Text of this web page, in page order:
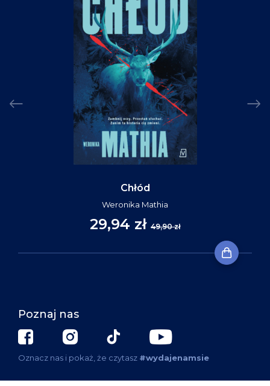
Chłód
Weronika Mathia
29,94 zł 49,90 zł
Poznaj nas
Oznacz nas i pokaż, że czytasz #wydajenamsie